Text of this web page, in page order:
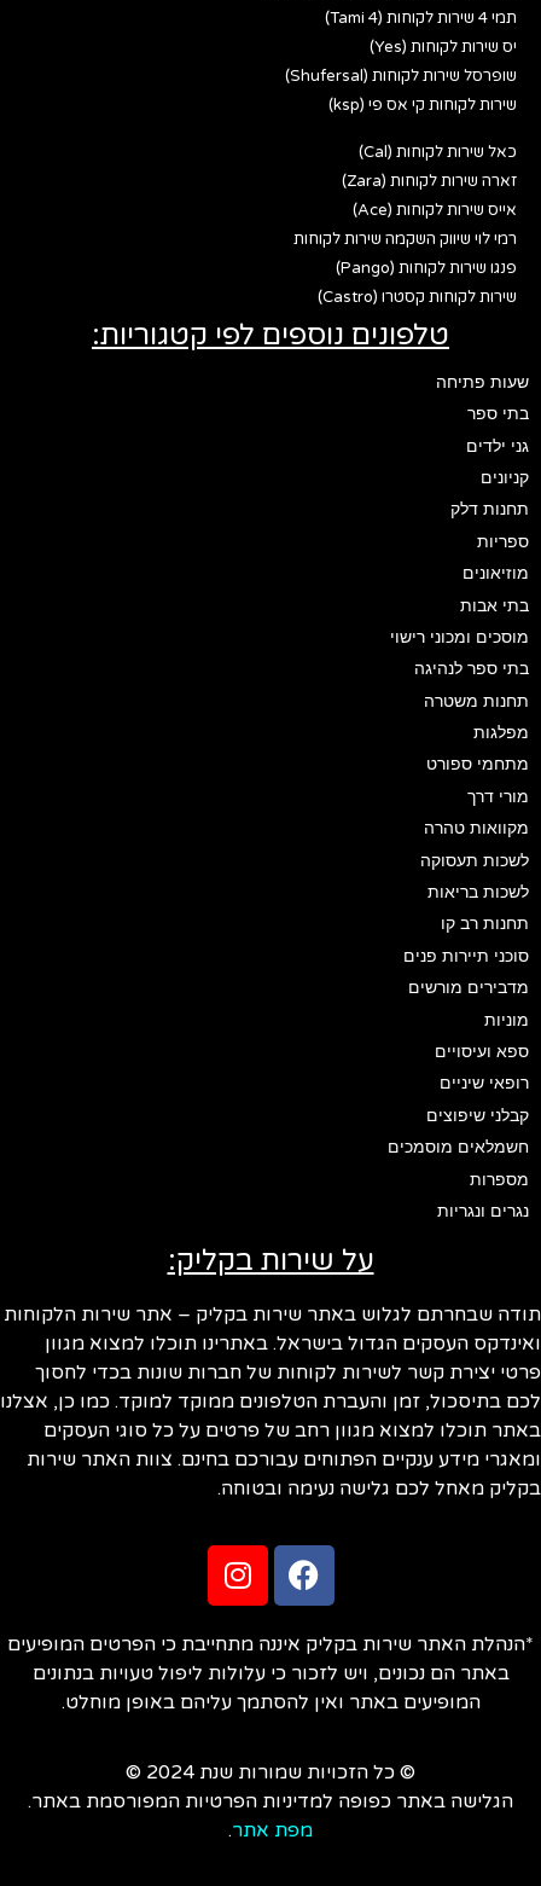
תמי 4 שירות לקוחות (Tami 4)
יס שירות לקוחות (Yes)
שופרסל שירות לקוחות (Shufersal)
שירות לקוחות קי אס פי (ksp)
כאל שירות לקוחות (Cal)
זארה שירות לקוחות (Zara)
אייס שירות לקוחות (Ace)
רמי לוי שיווק השקמה שירות לקוחות
פנגו שירות לקוחות (Pango)
שירות לקוחות קסטרו (Castro)
טלפונים נוספים לפי קטגוריות:
שעות פתיחה
בתי ספר
גני ילדים
קניונים
תחנות דלק
ספריות
מוזיאונים
בתי אבות
מוסכים ומכוני רישוי
בתי ספר לנהיגה
תחנות משטרה
מפלגות
מתחמי ספורט
מורי דרך
מקוואות טהרה
לשכות תעסוקה
לשכות בריאות
תחנות רב קו
סוכני תיירות פנים
מדבירים מורשים
מוניות
ספא ועיסויים
רופאי שיניים
קבלני שיפוצים
חשמלאים מוסמכים
מספרות
נגרים ונגריות
על שירות בקליק:
שבחרתם לגלוש באתר שירות בקליק – אתר שירות הלקוחות
העסקים הגדול בישראל. באתרינו תוכלו למצוא מגוון
יצירת קשר לשירות לקוחות של חברות שונות בכדי לחסוך
בתיסכול, זמן והעברת הטלפונים ממוקד למוקד. כמו כן, אצלנו
תוכלו למצוא מגוון רחב של פרטים על כל סוגי העסקים
מידע ענקיים הפתוחים עבורכם בחינם. צוות האתר שירות
מאחל לכם גלישה נעימה ובטוחה.
האתר שירות בקליק איננה מתחייבת כי הפרטים המופיעים
באתר הם נכונים, ויש לזכור כי עלולות ליפול טעויות בנתונים
המופיעים באתר ואין להסתמך עליהם באופן מוחלט.
© כל הזכויות שמורות שנת 2024 ©
הגלישה באתר כפופה למדיניות הפרטיות המפורסמת באתר.
מפת אתר.